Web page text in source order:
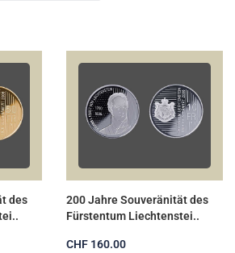
des
200 Jahre Souveränität des
Fürstentum Liechtenstei..
CHF 160.00